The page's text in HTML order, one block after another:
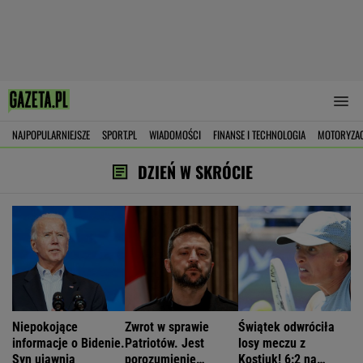
NAJPOPULARNIEJSZE SPORT.PL WIADOMOŚCI FINANSE I TECHNOLOGIA
DZIEŃ W SKRÓCIE
Niepokojące
informacje o Bidenie.
Syn ujawnia
Zwrot w sprawie
Patriotów. Jest
porozumienie
Świątek odwróciła
losy meczu z
Kostiuk! 6:2 na